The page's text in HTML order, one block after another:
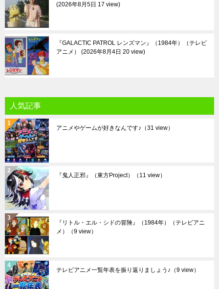
2026年8月5日 17 view
『GALACTIC PATROL レンズマン』（1984年）（テレビ
アニメ）
2026年8月4日 20 view
人気記事
アニメやゲームが好きなんです♪ （31 view）
『鬼人正邪』（東方Project） （11 view）
『リトル・エル・シドの冒険』（1984年）（テレビアニ
メ）
（9 view）
テレビアニメ一覧年表を振り返りましょう♪ （9 view）